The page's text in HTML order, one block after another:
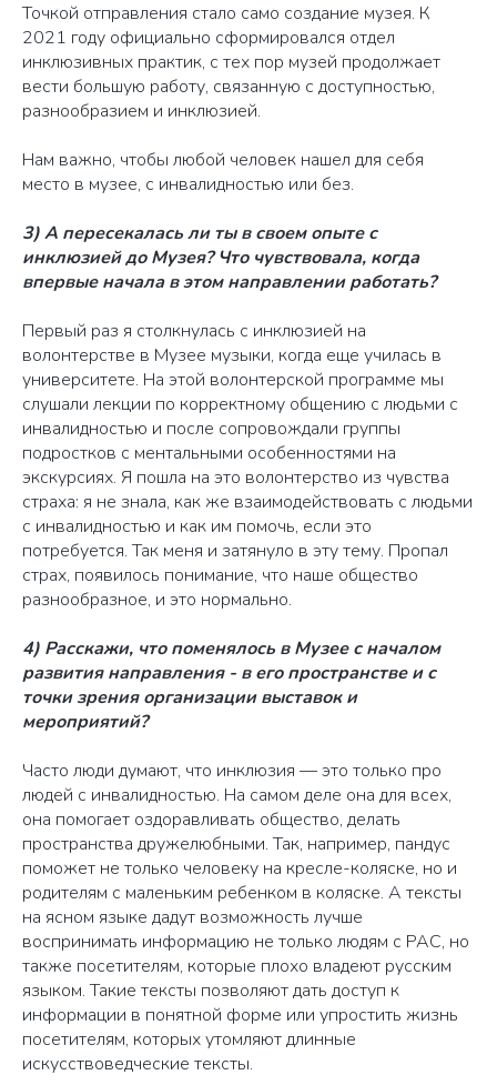
Точкой отправления стало само создание музея. К
2021 году официально сформировался отдел
инклюзивных практик, с тех пор музей продолжает
вести большую работу, связанную с доступностью,
разнообразием и инклюзией.
Нам важно, чтобы любой человек нашел для себя
место в музее, с инвалидностью или без.
3) А пересекалась ли ты в своем опыте с
инклюзией до Музея? Что чувствовала, когда
впервые начала в этом направлении работать?
Первый раз я столкнулась с инклюзией на
волонтерстве в Музее музыки, когда еще училась в
университете. На этой волонтерской программе мы
слушали лекции по корректному общению с людьми с
инвалидностью и после сопровождали группы
подростков с ментальными особенностями на
экскурсиях. Я пошла на это волонтерство из чувства
страха: я не знала, как же взаимодействовать с людьми
с инвалидностью и как им помочь, если это
потребуется. Так меня и затянуло в эту тему. Пропал
страх, появилось понимание, что наше общество
разнообразное, и это нормально.
4) Расскажи, что поменялось в Музее с началом
развития направления - в его пространстве и с
точки зрения организации выставок и
мероприятий?
Часто люди думают, что инклюзия — это только про
людей с инвалидностью. На самом деле она для всех,
она помогает оздоравливать общество, делать
пространства дружелюбными. Так, например, пандус
поможет не только человеку на кресле-коляске, но и
родителям с маленьким ребенком в коляске. А тексты
на ясном языке дадут возможность лучше
воспринимать информацию не только людям с РАС, но
также посетителям, которые плохо владеют русским
языком. Такие тексты позволяют дать доступ к
информации в понятной форме или упростить жизнь
посетителям, которых утомляют длинные
искусствоведческие тексты.